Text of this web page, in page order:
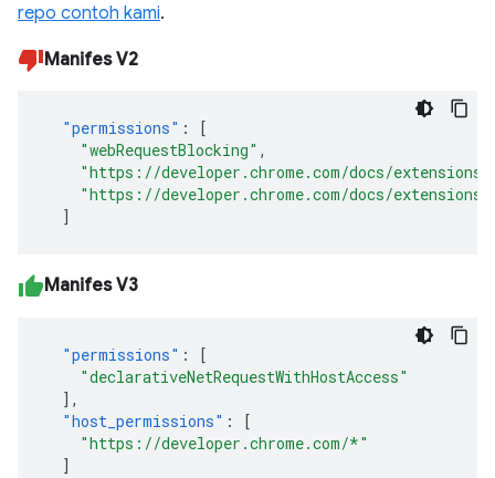
repo contoh kami.
Manifes V2
"permissions" :
[
"webRequestBlocking" ,
"https://developer.chrome.com/docs/
"https://developer.chrome.com/docs/
]
Manifes V3
"permissions" :
[
"declarativeNetRequestWithHostAccess"
],
"host_permissions" :
[
"https://developer.chrome.com/*"
]